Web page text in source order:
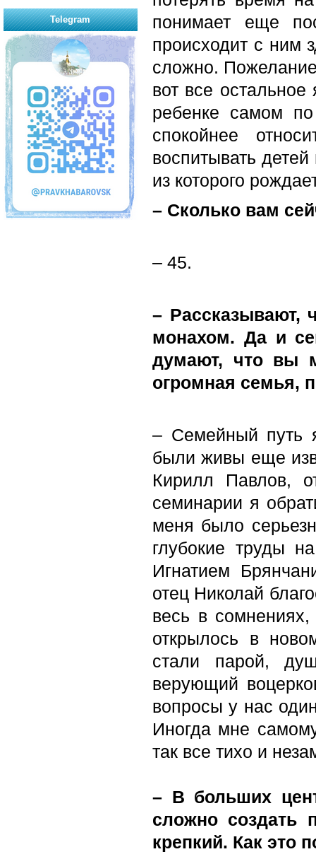
понимает еще
происходит с ним
сложно.
вот все
ребенке самом
спокойнее
воспитывать
из которого
– Сколько вам
– 45.
– Рассказывают,
монахом. Да и
думают, что вы
огромная семья,
– Семейный путь
были живы еще
Кирилл Павлов,
семинарии я
меня было
глубокие труды
Игнатием
отец Николай
весь в
открылось в
стали парой,
верующий
вопросы у нас
Иногда мне
так все тихо и
– В больших
сложно создать
крепкий. Как это
Telegram